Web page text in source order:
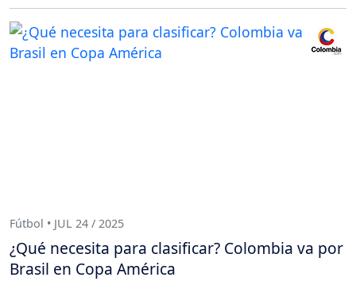
Fútbol • JUL 24 / 2025
¿Qué necesita para clasificar? Colombia va por
Brasil en Copa América